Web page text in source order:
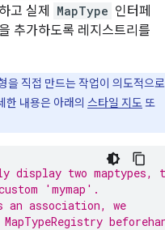
고 실제
MapType 인터페
추가하도록 레지스트리를
을 직접 만드는 작업이 의도적으로
한 내용은 아래의 스타일 지도 또
display two maptypes,
'mymap'.
association, we